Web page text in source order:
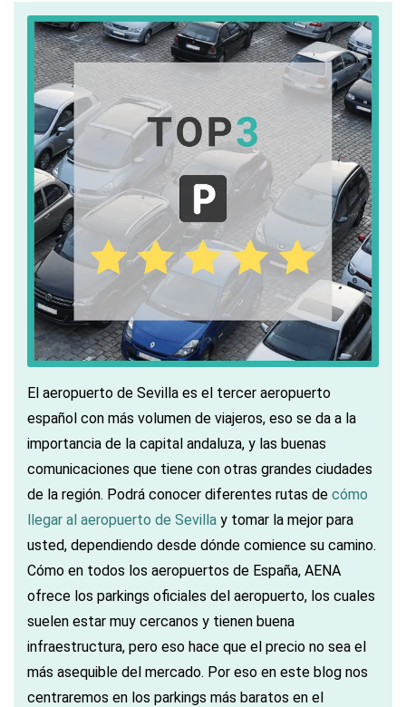
El aeropuerto de Sevilla es el tercer aeropuerto
español con más volumen de viajeros, eso se da a la
importancia de la capital andaluza, y las buenas
comunicaciones que tiene con otras grandes ciudades
de la región. Podrá conocer diferentes rutas de cómo
llegar al aeropuerto de Sevilla y tomar la mejor para
usted, dependiendo desde dónde comience su camino.
Cómo en todos los aeropuertos de España, AENA
ofrece los parkings oficiales del aeropuerto, los cuales
suelen estar muy cercanos y tienen buena
infraestructura, pero eso hace que el precio no sea el
más asequible del mercado. Por eso en este blog nos
centraremos en los parkings más baratos en el